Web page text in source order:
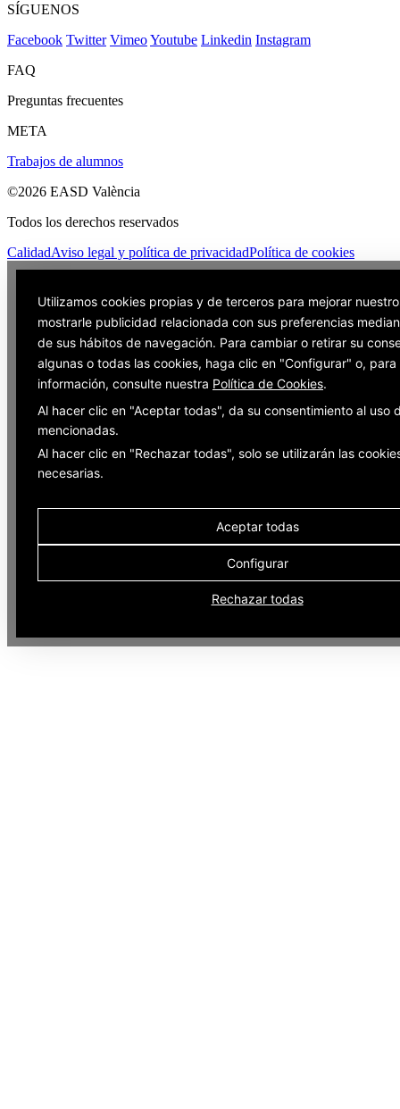
SÍGUENOS
Facebook Twitter VimeoYoutube Linkedin Instagram
FAQ
Preguntas frecuentes
META
Trabajos de alumnos
©2026 EASD València
Todos los derechos reservados
CalidadAviso legal y política de privacidadPolítica de cookies
Utilizamos cookies propias y de terceros para mejorar
mostrarle publicidad relacionada con sus preferencias
de sus hábitos de navegación. Para cambiar o retirar su
algunas o todas las cookies, haga clic en "Configurar" o, para
información, consulte nuestra Política de Cookies.
Al hacer clic en "Aceptar todas", da su consentimiento al uso
mencionadas.
Al hacer clic en "Rechazar todas", solo se utilizarán las
necesarias.
Aceptar todas
Configurar
Rechazar todas